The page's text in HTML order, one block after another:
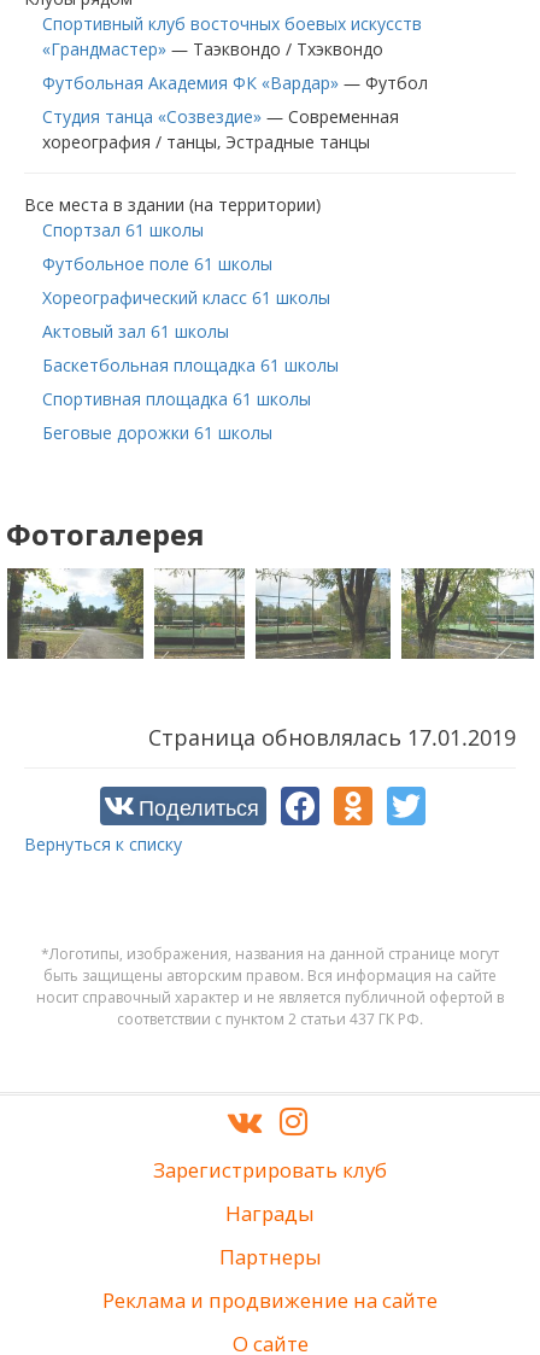
Спортивный клуб восточных боевых искусств
«Грандмастер» — Таэквондо / Тхэквондо
Футбольная Академия ФК «Вардар» — Футбол
Студия танца «Созвездие» — Современная
хореография / танцы Эстрадные танцы
Все места в здании (на территории)
Спортзал 61 школы
Футбольное поле 61 школы
Хореографический класс 61 школы
Актовый зал 61 школы
Баскетбольная площадка 61 школы
Спортивная площадка 61 школы
Беговые дорожки 61 школы
Фотогалерея
Страница обновлялась 17.01.2019
Поделиться
Вернуться к списку
*Логотипы, изображения, названия на данной странице могут
быть защищены авторским правом. Вся информация на сайте
носит справочный характер и не является публичной офертой в
соответствии с пунктом 2 статьи 437 ГК РФ.
Зарегистрировать клуб
Награды
Партнеры
Реклама и продвижение на сайте
О сайте